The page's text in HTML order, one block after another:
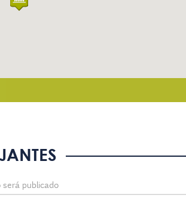
será publicado